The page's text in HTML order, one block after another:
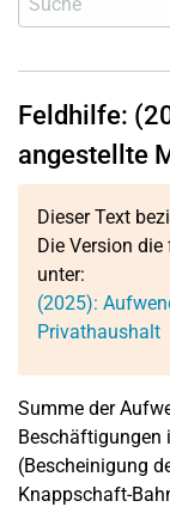
Feldhilfe:
angestellte
Dieser Text
Die Version die
unter:
(2025):
Privathaushalt
Summe der
Beschäftigungen
(Bescheinigung
Knappschaft-